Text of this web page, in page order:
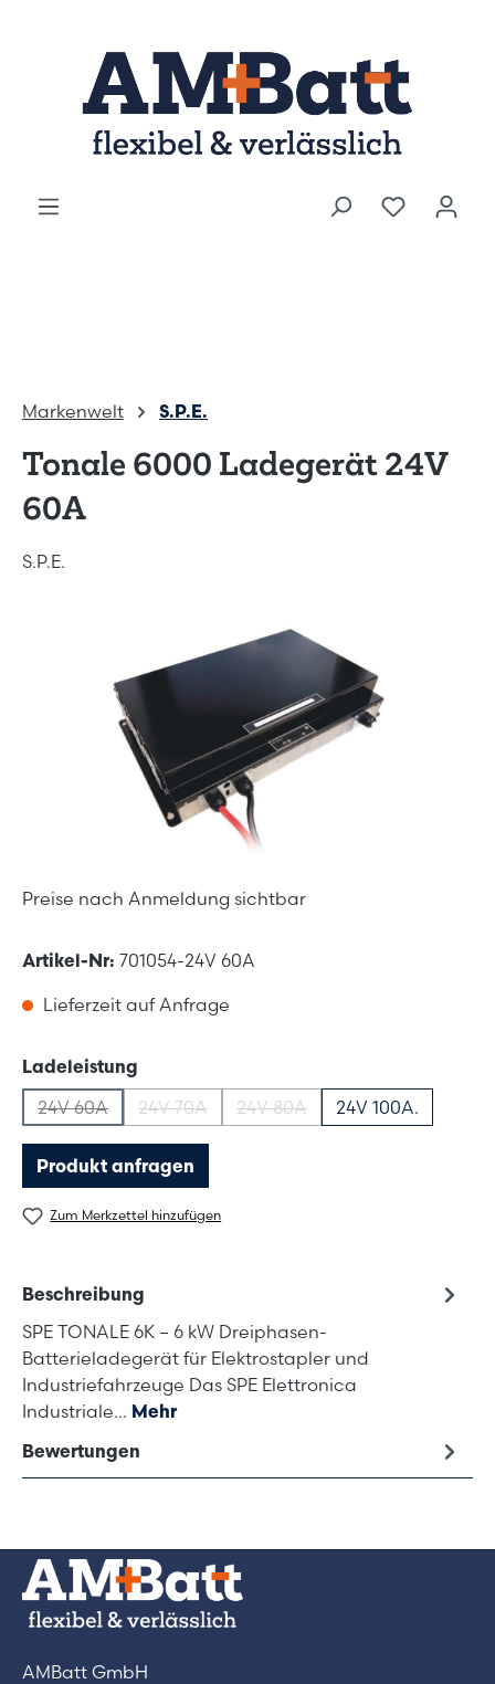
Markenwelt S.P.E.
Tonale 6000 Ladegerät 24V
60A
S.P.E.
Preise nach Anmeldung sichtbar
Artikel-Nr: 701054-24V 60A
Lieferzeit auf Anfrage
Ladeleistung
24V 60A
(Diese Option ist zurzeit nicht verfügbar.)
24V 70A
(Diese Option ist zurzeit nicht verfügbar.)
24V 80A
(Diese Option ist zurzeit nicht
24V 100A.
Produkt anfragen
Zum Merkzettel hinzufügen
Beschreibung
SPE TONALE 6K – 6 kW Dreiphasen-
Batterieladegerät für Elektrostapler und
Industriefahrzeuge Das SPE Elettronica
Industriale… Mehr
Bewertungen
AMBatt GmbH